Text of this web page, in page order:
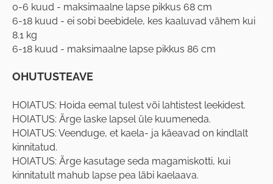
0-6 kuud - maksimaalne lapse pikkus 68 cm
6-18 kuud - ei sobi beebidele, kes kaaluvad vähem kui
8.1 kg
6-18 kuud - maksimaalne lapse pikkus 86 cm
OHUTUSTEAVE
HOIATUS: Hoida eemal tulest või lahtistest leekidest.
HOIATUS: Ärge laske lapsel üle kuumeneda.
HOIATUS: Veenduge, et kaela- ja käeavad on kindlalt
kinnitatud.
HOIATUS: Ärge kasutage seda magamiskotti, kui
kinnitatult mahub lapse pea läbi kaelaava.